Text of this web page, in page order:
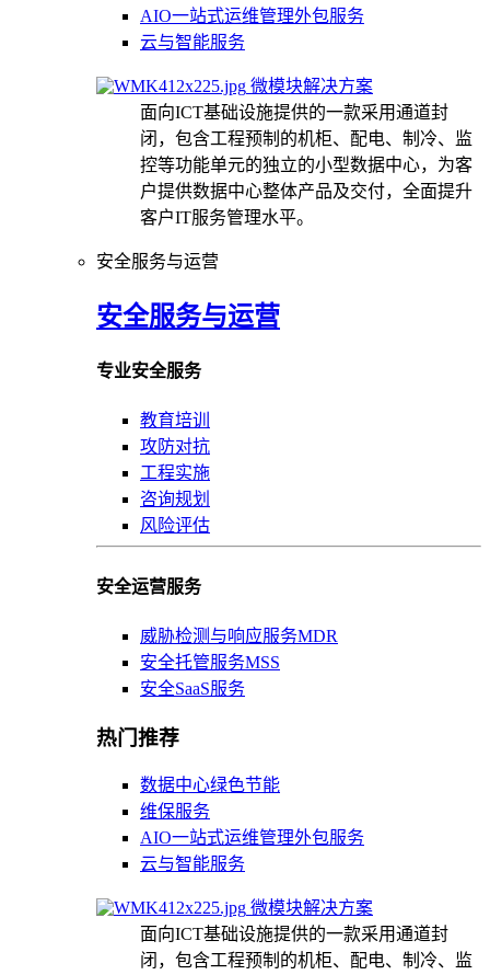
AIO一站式运维管理外包服务
云与智能服务
微模块解决方案
面向ICT基础设施提供的一款采用通道封
闭，包含工程预制的机柜、配电、制冷、监
控等功能单元的独立的小型数据中心，为客
户提供数据中心整体产品及交付，全面提升
客户IT服务管理水平。
安全服务与运营
安全服务与运营
专业安全服务
教育培训
攻防对抗
工程实施
咨询规划
风险评估
安全运营服务
威胁检测与响应服务MDR
安全托管服务MSS
安全SaaS服务
热门推荐
数据中心绿色节能
维保服务
AIO一站式运维管理外包服务
云与智能服务
微模块解决方案
面向ICT基础设施提供的一款采用通道封
闭，包含工程预制的机柜、配电、制冷、监